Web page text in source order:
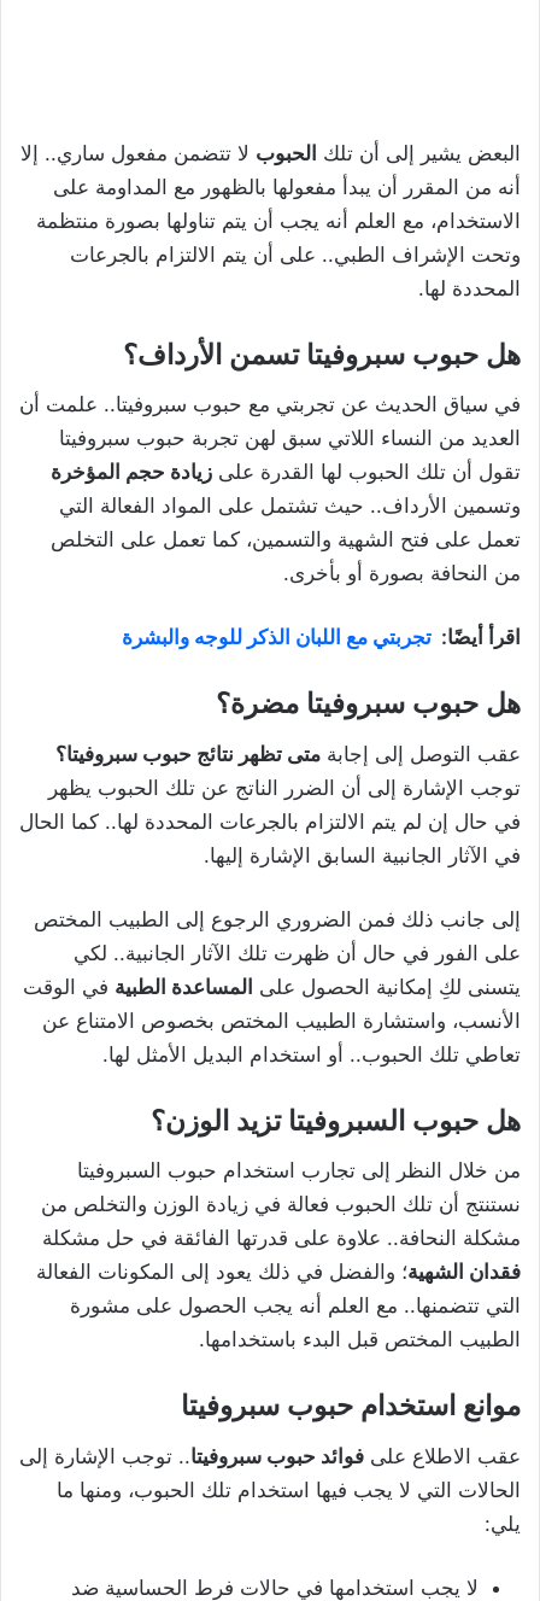
البعض يشير إلى أن تلك الحبوب لا تتضمن مفعول ساري.. إلا
أنه من المقرر أن يبدأ مفعولها بالظهور مع المداومة على
الاستخدام، مع العلم أنه يجب أن يتم تناولها بصورة منتظمة
وتحت الإشراف الطبي.. على أن يتم الالتزام بالجرعات
المحددة لها.
هل حبوب سبروفيتا تسمن الأرداف؟
في سياق الحديث عن تجربتي مع حبوب سبروفيتا.. علمت أن
العديد من النساء اللاتي سبق لهن تجربة حبوب سبروفيتا
تقول أن تلك الحبوب لها القدرة على زيادة حجم المؤخرة
وتسمين الأرداف.. حيث تشتمل على المواد الفعالة التي
تعمل على فتح الشهية والتسمين، كما تعمل على التخلص
من النحافة بصورة أو بأخرى.
اقرأ أيضًا: تجربتي مع اللبان الذكر للوجه والبشرة
هل حبوب سبروفيتا مضرة؟
عقب التوصل إلى إجابة متى تظهر نتائج حبوب سبروفيتا؟
توجب الإشارة إلى أن الضرر الناتج عن تلك الحبوب يظهر
في حال إن لم يتم الالتزام بالجرعات المحددة لها.. كما الحال
في الآثار الجانبية السابق الإشارة إليها.
إلى جانب ذلك فمن الضروري الرجوع إلى الطبيب المختص
على الفور في حال أن ظهرت تلك الآثار الجانبية.. لكي
يتسنى لكِ إمكانية الحصول على المساعدة الطبية في الوقت
الأنسب، واستشارة الطبيب المختص بخصوص الامتناع عن
تعاطي تلك الحبوب.. أو استخدام البديل الأمثل لها.
هل حبوب السبروفيتا تزيد الوزن؟
من خلال النظر إلى تجارب استخدام حبوب السبروفيتا
نستنتج أن تلك الحبوب فعالة في زيادة الوزن والتخلص من
مشكلة النحافة.. علاوة على قدرتها الفائقة في حل مشكلة
فقدان الشهية؛ والفضل في ذلك يعود إلى المكونات الفعالة
التي تتضمنها.. مع العلم أنه يجب الحصول على مشورة
الطبيب المختص قبل البدء باستخدامها.
موانع استخدام حبوب سبروفيتا
عقب الاطلاع على فوائد حبوب سبروفيتا.. توجب الإشارة إلى
الحالات التي لا يجب فيها استخدام تلك الحبوب، ومنها ما
يلي:
لا يجب استخدامها في حالات فرط الحساسية ضد